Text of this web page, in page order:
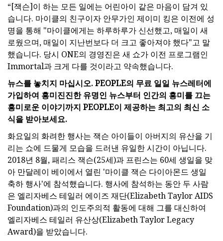
“[잭슨]이 하는 모든 일에는 어린아이 같은 마음이 담겨 있
습니다. 마이클의 친구이자 안무가인 제이미 킹은 이전에 성
명을 통해 "마이클에게는 하루하루가 신선했고, 매일이 새
로웠으며, 매일이 지난번보다 더 크고 좋아져야 했다"고 말
했습니다. 당시 ONE의 경영진은 새 쇼가 이전 프로그램인
Immortal과 크게 다를 것이라고 약속했습니다.
뉴스를 놓치지 마십시오. PEOPLE의 무료 일일 뉴스레터에
가입하여 흥미진진한 유명인 뉴스부터 인간의 흥미를 끄는
흥미로운 이야기까지 PEOPLE이 제공하는 최고의 최신 소
식을 받아보세요.
화요일의 화려한 행사는 잭슨 아이들이 아버지의 유산을 기
리는 쇼에 드물게 모습을 드러낸 유일한 시간이 아닙니다.
2018년 8월, 패리스 잭슨(25세)과 프린스는 60세 생일을 맞
아 만달레이 베이에서 열린 '마이클 잭슨 다이아몬드 생일
축하 행사'에 참석했습니다. 행사에 참석하는 동안 두 사람
은 엘리자베스 테일러 에이즈 재단(Elizabeth Taylor AIDS
Foundation)과의 인도주의적 활동에 대해 그를 대신하여
엘리자베스 테일러 유산상(Elizabeth Taylor Legacy
Award)을 받았습니다.